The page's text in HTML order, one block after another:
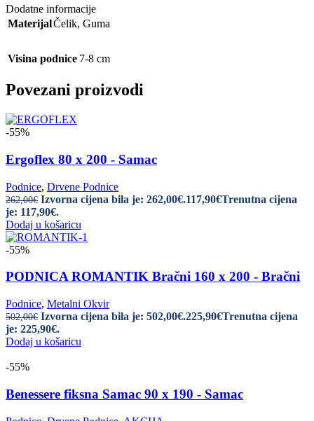
Dodatne informacije
MaterijalČelik, Guma
Visina podnice 7-8 cm
Povezani proizvodi
-55%
Ergoflex 80 x 200 - Samac
Podnice, Drvene Podnice
262,00€ Izvorna cijena bila je: 262,00€.117,90€Trenutna cijena
je: 117,90€.
Dodaj u košaricu
-55%
PODNICA ROMANTIK Bračni 160 x 200 - Bračni
Podnice, Metalni Okvir
502,00€ Izvorna cijena bila je: 502,00€.225,90€Trenutna cijena
je: 225,90€.
Dodaj u košaricu
-55%
Benessere fiksna Samac 90 x 190 - Samac